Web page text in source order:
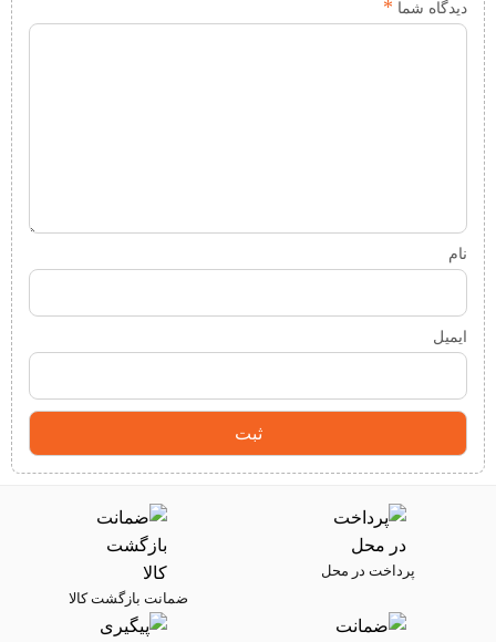
دیدگاه شما *
نام
ایمیل
پرداخت در محل
ضمانت بازگشت کالا